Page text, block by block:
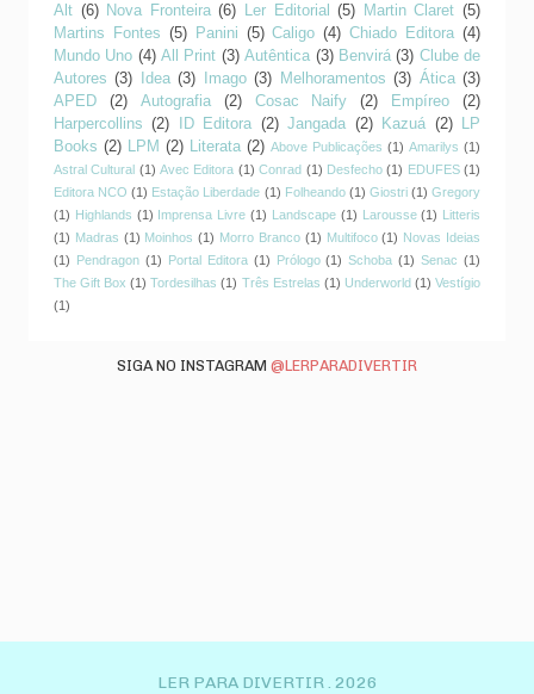
Alt (6) Nova Fronteira (6) Ler Editorial (5) Martin Claret (5)
Martins Fontes (5) Panini (5) Caligo (4) Chiado Editora (4)
Mundo Uno (4) All Print (3) Autêntica (3) Benvirá (3) Clube de
Autores (3) Idea (3) Imago (3) Melhoramentos (3) Ática (3)
APED
(2) Autografia (2) Cosac Naify (2) Empíreo
(2)
Harpercollins
(2) ID Editora (2) Jangada (2) Kazuá (2)
LP
Books (2) LPM (2) Literata (2) Above Publicações (1) Amarilys (1)
Astral Cultural (1) Avec Editora (1) Conrad (1) Desfecho (1) EDUFES (1)
Editora NCO (1) Estação Liberdade (1) Folheando (1) Giostri (1) Gregory
(1) Highlands (1) Imprensa Livre (1) Landscape (1) Larousse (1) Litteris
(1) Madras (1) Moinhos (1) Morro Branco (1) Multifoco (1) Novas Ideias
(1) Pendragon (1) Portal Editora (1) Prólogo (1) Schoba (1) Senac (1)
The Gift Box (1) Tordesilhas (1) Três Estrelas (1) Underworld (1) Vestígio
(1)
SIGA NO INSTAGRAM @LERPARADIVERTIR
LER PARA DIVERTIR . 2026